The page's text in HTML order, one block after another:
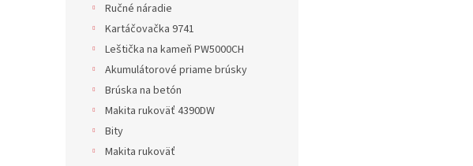
Ručné náradie
Kartáčovačka 9741
Leštička na kameň PW5000CH
Akumulátorové priame brúsky
Brúska na betón
Makita rukoväť 4390DW
Bity
Makita rukoväť